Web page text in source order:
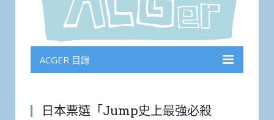
ACGER 目錄
日本票選「Jump史上最強必殺